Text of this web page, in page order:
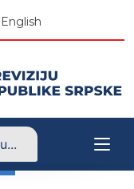
English